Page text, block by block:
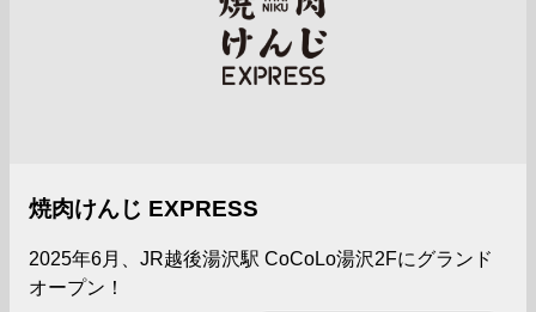
焼肉けんじ EXPRESS
2025年6月、JR越後湯沢駅 CoCoLo湯沢2Fにグランド
オープン！